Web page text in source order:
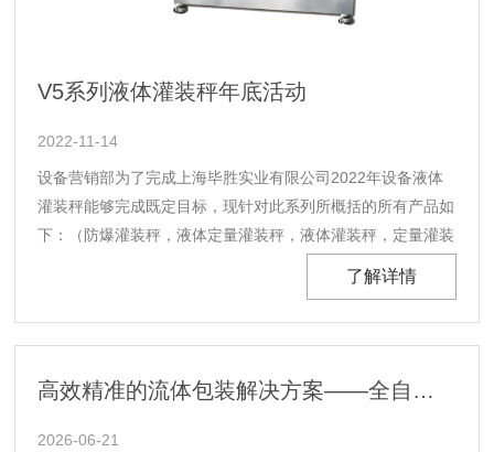
V5系列液体灌装秤年底活动
2022-11-14
设备营销部为了完成上海毕胜实业有限公司2022年设备液体
灌装秤能够完成既定目标，现针对此系列所概括的所有产品如
下：（防爆灌装秤，液体定量灌装秤，液体灌装秤，定量灌装
秤，防爆灌装机，液体灌装机，称重灌装秤）年终做一次大规
额超过30W,本公司承诺将对此设备售后延长6个月，且另赠送
常规电子小地磅1.5*1......
了解详情
高效精准的流体包装解决方案——全自动液体灌装机赋能生产线升级
2026-06-21